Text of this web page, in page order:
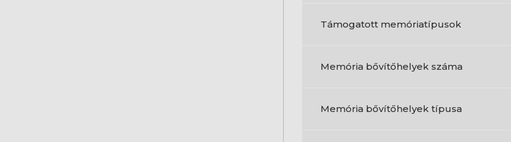
Támogatott memóriatípusok
Memória bővítőhelyek száma
Memória bővítőhelyek típusa